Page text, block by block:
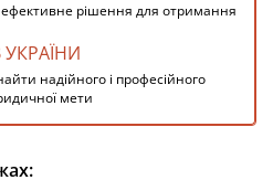
рішення для отримання
надійного і професійного
мети